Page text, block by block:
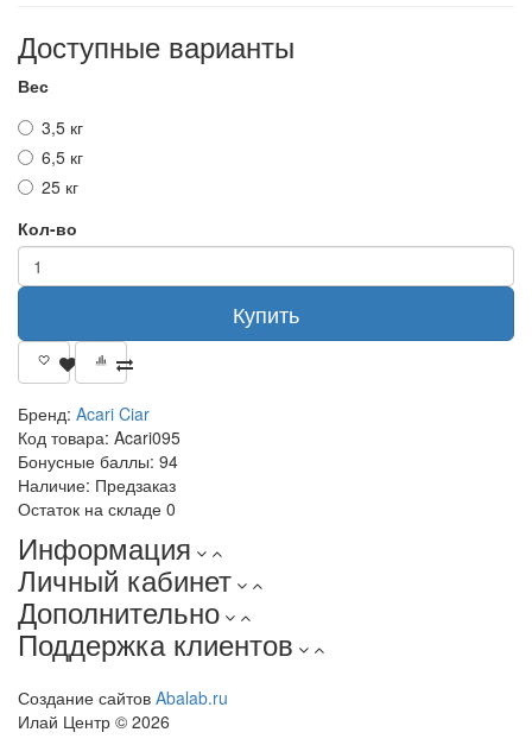
Доступные варианты
Вес
3,5 кг
6,5 кг
25 кг
Кол-во
Купить
Бренд: Acari Ciar
Код товара: Acari095
Бонусные баллы: 94
Наличие: Предзаказ
Остаток на складе 0
Информация
Личный кабинет
Дополнительно
Поддержка клиентов
Создание сайтов Abalab.ru
Илай Центр © 2026